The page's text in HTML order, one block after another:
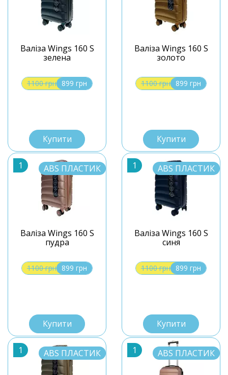
Валіза Wings 160 S
зелена
1100 грн 899 грн
Купити
Валіза Wings 160 S
золото
1100 грн 899 грн
Купити
1 ABS ПЛАСТИК
Валіза Wings 160 S
пудра
1100 грн 899 грн
Купити
1 ABS ПЛАСТИК
Валіза Wings 160 S
синя
1100 грн 899 грн
Купити
1 ABS ПЛАСТИК 1 ABS ПЛАСТИК